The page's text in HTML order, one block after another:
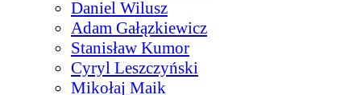
Daniel Wilusz
Adam Gałązkiewicz
Stanisław Kumor
Cyryl Leszczyński
Mikołaj Maik